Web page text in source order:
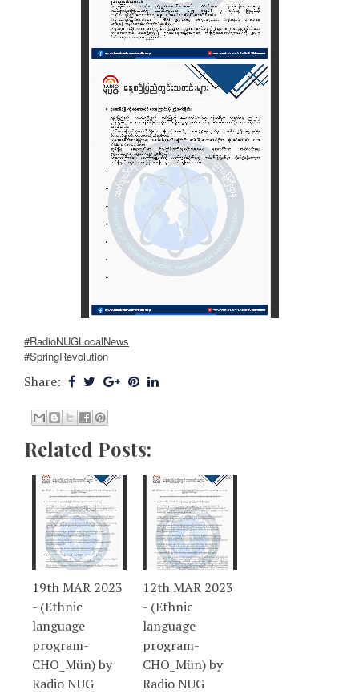
#RadioNUGLocalNews
#SpringRevolution
Share:
Related Posts:
19th MAR 2023
- (Ethnic
language
program-
CHO_Mün) by
Radio NUG
12th MAR 2023
- (Ethnic
language
program-
CHO_Mün) by
Radio NUG